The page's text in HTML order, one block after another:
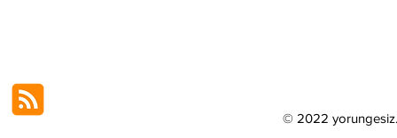
© 2022